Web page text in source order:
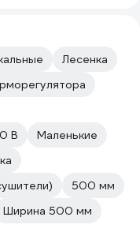
Лесенка
В
Маленькие
500 мм
Ширина 500 мм